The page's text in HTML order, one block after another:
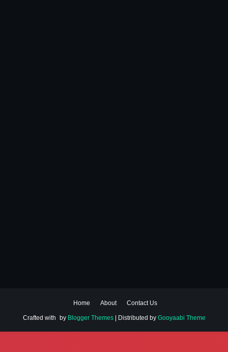
Home About Contact Us
Crafted with by Blogger Themes| Distributed by Gooyaabi Theme